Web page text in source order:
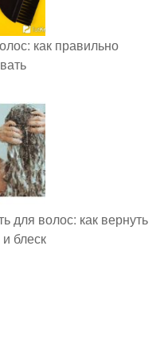
как правильно
для волос: как вернуть
блеск